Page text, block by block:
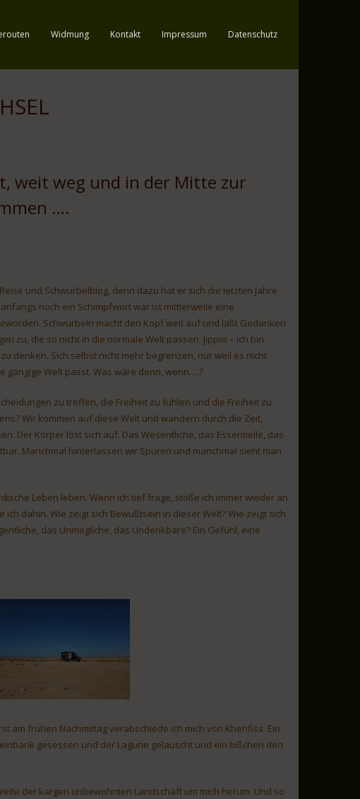
Widmung Kontakt Impressum Datenschutz
weit weg und in der Mitte zur
….
und Schwurbelblog, denn dazu hat er sich die letzten Jahre
noch ein Schimpfwort war ist mittlerweile eine
Schwurbeln macht den Kopf weit auf und läßt Gedanken
zu, die so nicht in die normale Welt passen. Jippiiii – ich bin
denken. Sich selbst nicht mehr begrenzen, nur weil es nicht
gängige Welt passt. Was wäre denn, wenn….?
zu treffen, die Freiheit zu fühlen und die Freiheit zu
Wir kommen auf diese Welt und wandern durch die Zeit,
Der Körper löst sich auf. Das Wesentliche, das Essentielle, das
Manchmal hinterlassen wir Spuren und manchmal sieht man
Leben leben. Wenn ich tief frage, stoße ich immer wieder an
dahin. Wie zeigt sich Bewußtsein in dieser Welt? Wie zeigt sich
das Unmögliche, das Undenkbare? Ein Gefühl, eine
am frühen Nachmittag verabschiede ich mich von Khenfiss. Ein
gesessen und der Lagune gelauscht und ein bißchen den
der kargen unbewohnten Landschaft um mich herum. Und so